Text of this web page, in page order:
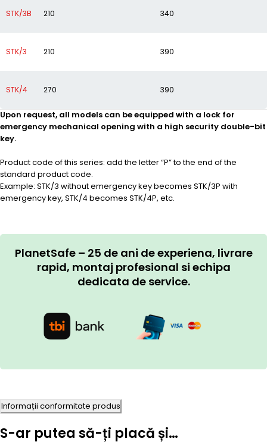
STK/3B 210 340
STK/3 210 390
STK/4 270 390
Upon request, all models can be equipped with a lock for
emergency mechanical opening with a high security double-bit
key.
Product code of this series: add the letter “P” to the end of the
standard product code.
Example: STK/3 without emergency key becomes STK/3P with
emergency key, STK/4 becomes STK/4P, etc.
PlanetSafe – 25 de ani de experiena, livrare
rapid, montaj profesional si echipa
dedicata de service.
Informații conformitate produs
S-ar putea să-ți placă și…